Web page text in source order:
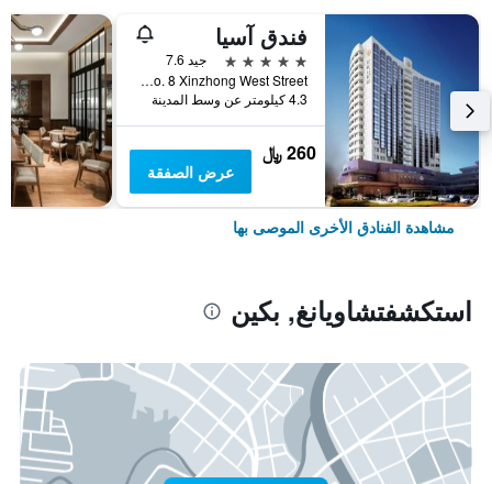
فندق آسيا
5 نجوم
جيد 7.6
No. 8 Xinzhong West Street, بكين, الصين
4.3 كيلومتر عن وسط المدينة
260 ﷼
عرض الصفقة
مشاهدة الفنادق الأخرى الموصى بها
استكشفتشاويانغ, بكين